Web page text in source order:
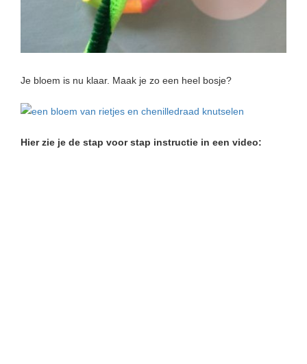
Je bloem is nu klaar. Maak je zo een heel bosje?
Hier zie je de stap voor stap instructie in een video: